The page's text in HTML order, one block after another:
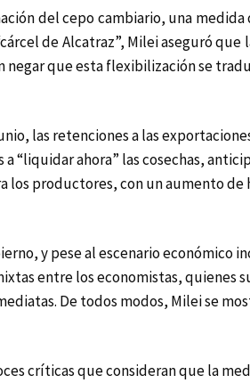
del cepo cambiario, una
de Alcatraz”, Milei aseguró
que esta flexibilización se
las retenciones a las
“liquidar ahora” las cosechas,
los productores, con un aumento
y pese al escenario económico
entre los economistas, quienes
De todos modos, Milei se
críticas que consideran que la